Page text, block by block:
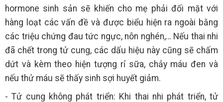
hormone sinh sản sẽ khiến cho mẹ phải đối mặt với
hàng loạt các vấn đề và được biểu hiện ra ngoài bằng
các triệu chứng đau tức ngực, nôn nghén,… Nếu thai nhi
đã chết trong tử cung, các dấu hiệu này cũng sẽ chấm
dứt và kèm theo hiện tượng rỉ sữa, chảy máu đen và
nếu thử máu sẽ thấy sinh sợi huyết giảm.
- Tử cung không phát triển: Khi thai nhi phát triển, tử